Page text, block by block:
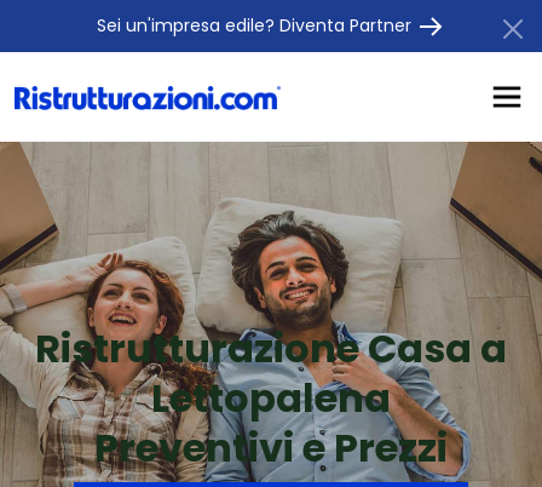
Sei un'impresa edile? Diventa Partner
Ristrutturazione Casa a
Lettopalena
Preventivi e Prezzi